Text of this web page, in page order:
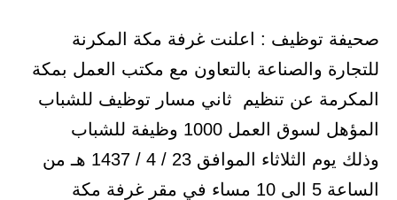
صحيفة توظيف : اعلنت غرفة مكة المكرنة
للتجارة والصناعة بالتعاون مع مكتب العمل بمكة
المكرمة عن تنظيم ثاني مسار توظيف للشباب
المؤهل لسوق العمل 1000 وظيفة للشباب
وذلك يوم الثلاثاء الموافق 23 / 4 / 1437 هـ من
الساعة 5 الى 10 مساء في مقر غرفة مكة